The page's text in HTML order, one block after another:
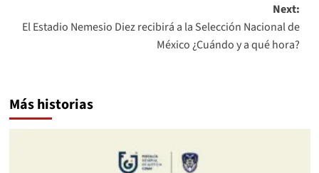
Next:
El Estadio Nemesio Diez recibirá a la Selección Nacional de
México ¿Cuándo y a qué hora?
Más historias